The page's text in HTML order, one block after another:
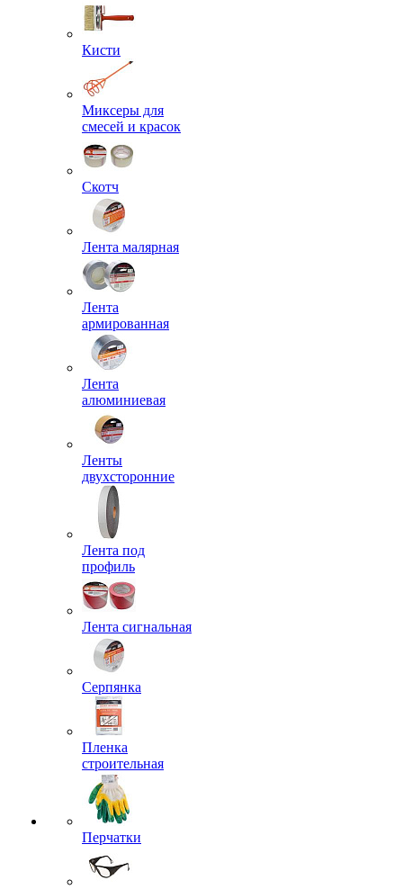
Кисти
Миксеры для
смесей и красок
Скотч
Лента малярная
Лента
армированная
Лента
алюминиевая
Ленты
двухсторонние
Лента под
профиль
Лента сигнальная
Серпянка
Пленка
строительная
Перчатки